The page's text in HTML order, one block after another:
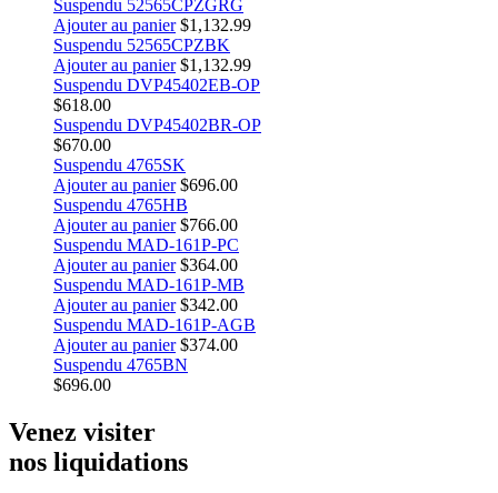
Suspendu 52565CPZGRG
Ajouter au panier $1,132.99
Suspendu 52565CPZBK
Ajouter au panier $1,132.99
Suspendu DVP45402EB-OP
$618.00
Suspendu DVP45402BR-OP
$670.00
Suspendu 4765SK
Ajouter au panier $696.00
Suspendu 4765HB
Ajouter au panier $766.00
Suspendu MAD-161P-PC
Ajouter au panier $364.00
Suspendu MAD-161P-MB
Ajouter au panier $342.00
Suspendu MAD-161P-AGB
Ajouter au panier $374.00
Suspendu 4765BN
$696.00
Venez visiter
nos liquidations